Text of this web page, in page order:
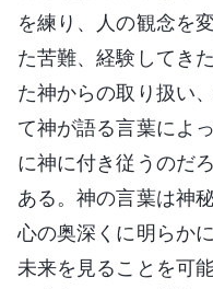
を練り、人の観念を
た苦難、経験してき
た神からの取り扱い
て神が語る言葉によ
に神に付き従うのだ
ある。神の言葉は神
心の奥深くに明らか
未来を見ることを可